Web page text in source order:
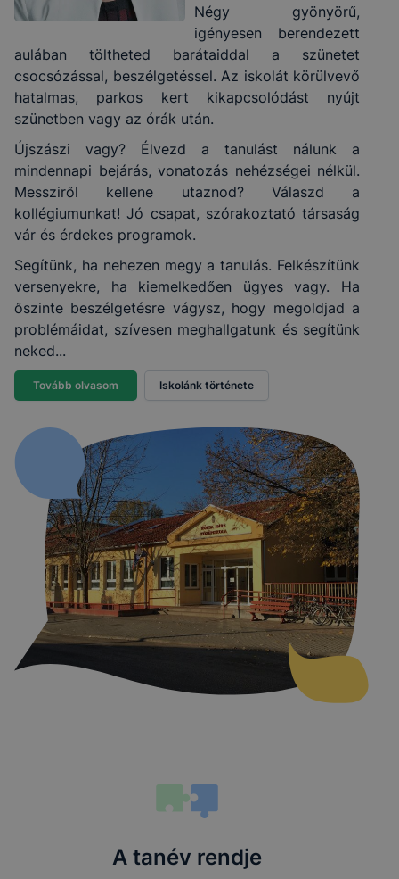
Négy gyönyörű,
igényesen berendezett
aulában töltheted barátaiddal a szünetet
csocsózással, beszélgetéssel. Az iskolát körülvevő
hatalmas, parkos kert kikapcsolódást nyújt
szünetben vagy az órák után.
Újszászi vagy? Élvezd a tanulást nálunk a
mindennapi bejárás, vonatozás nehézségei nélkül.
Messziről kellene utaznod? Válaszd a
kollégiumunkat! Jó csapat, szórakoztató társaság
vár és érdekes programok.
Segítünk, ha nehezen megy a tanulás. Felkészítünk
versenyekre, ha kiemelkedően ügyes vagy. Ha
őszinte beszélgetésre vágysz, hogy megoldjad a
problémáidat, szívesen meghallgatunk és segítünk
neked...
Tovább olvasom Iskolánk története
A tanév rendje